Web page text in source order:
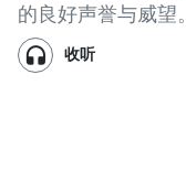
的良好声誉与威望。
收听